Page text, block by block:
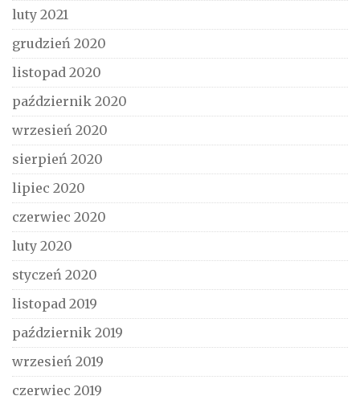
luty 2021
grudzień 2020
listopad 2020
październik 2020
wrzesień 2020
sierpień 2020
lipiec 2020
czerwiec 2020
luty 2020
styczeń 2020
listopad 2019
październik 2019
wrzesień 2019
czerwiec 2019